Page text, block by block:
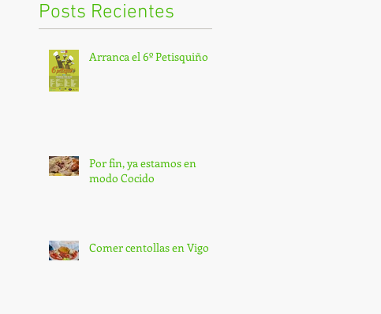
Posts Recientes
Arranca el 6º Petisquiño
Por fin, ya estamos en
modo Cocido
Comer centollas en Vigo